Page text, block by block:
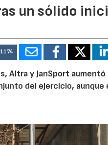
un sólido
1174
Altra y JanSport aumentó
del ejercicio, aunque